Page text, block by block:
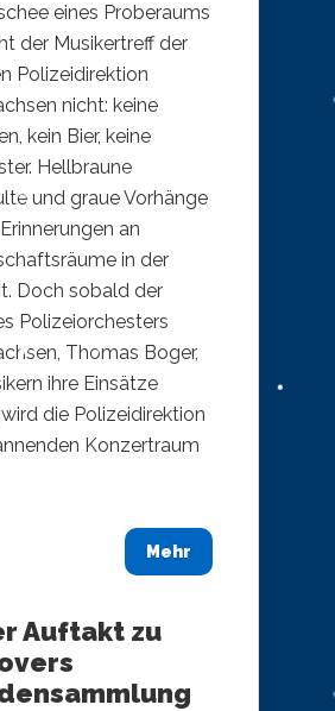
eines Proberaums
der Musikertreff der
Polizeidirektion
nicht: keine
kein Bier, keine
Hellbraune
und graue Vorhänge
an
in der
Doch sobald der
Polizeiorchesters
Thomas Boger,
ihre Einsätze
die Polizeidirektion
Konzertraum
Mehr
Auftakt zu